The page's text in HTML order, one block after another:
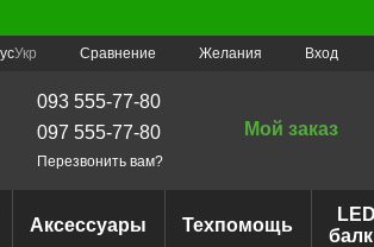
Укр Сравнение Желания Вход
093 555-77-80
097 555-77-80
Перезвонить вам?
Мой заказ
Аксессуары Техпомощь